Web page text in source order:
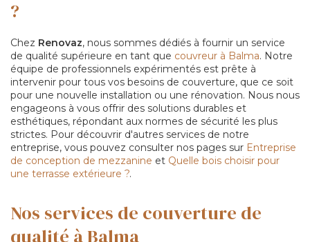
?
Chez Renovaz, nous sommes dédiés à fournir un service
de qualité supérieure en tant que couvreur à Balma. Notre
équipe de professionnels expérimentés est prête à
intervenir pour tous vos besoins de couverture, que ce soit
pour une nouvelle installation ou une rénovation. Nous nous
engageons à vous offrir des solutions durables et
esthétiques, répondant aux normes de sécurité les plus
strictes. Pour découvrir d'autres services de notre
entreprise, vous pouvez consulter nos pages sur Entreprise
de conception de mezzanine et Quelle bois choisir pour
une terrasse extérieure ?.
Nos services de couverture de
qualité à Balma